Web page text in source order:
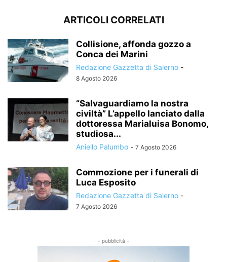
ARTICOLI CORRELATI
Collisione, affonda gozzo a
Conca dei Marini
Redazione Gazzetta di Salerno -
8 Agosto 2026
“Salvaguardiamo la nostra
civiltà” L’appello lanciato dalla
dottoressa Marialuisa Bonomo,
studiosa...
Aniello Palumbo - 7 Agosto 2026
Commozione per i funerali di
Luca Esposito
Redazione Gazzetta di Salerno -
7 Agosto 2026
- pubblicità -